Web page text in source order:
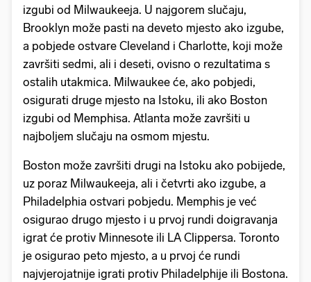
izgubi od Milwaukeeja. U najgorem slučaju,
Brooklyn može pasti na deveto mjesto ako izgube,
a pobjede ostvare Cleveland i Charlotte, koji može
završiti sedmi, ali i deseti, ovisno o rezultatima s
ostalih utakmica. Milwaukee će, ako pobjedi,
osigurati druge mjesto na Istoku, ili ako Boston
izgubi od Memphisa. Atlanta može završiti u
najboljem slučaju na osmom mjestu.
Boston može završiti drugi na Istoku ako pobijede,
uz poraz Milwaukeeja, ali i četvrti ako izgube, a
Philadelphia ostvari pobjedu. Memphis je već
osigurao drugo mjesto i u prvoj rundi doigravanja
igrat će protiv Minnesote ili LA Clippersa. Toronto
je osigurao peto mjesto, a u prvoj će rundi
najvjerojatnije igrati protiv Philadelphije ili Bostona.